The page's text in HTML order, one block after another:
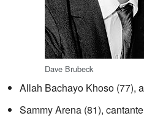
Dave Brubeck
Allah Bachayo Khoso (77),
Sammy Arena (81),